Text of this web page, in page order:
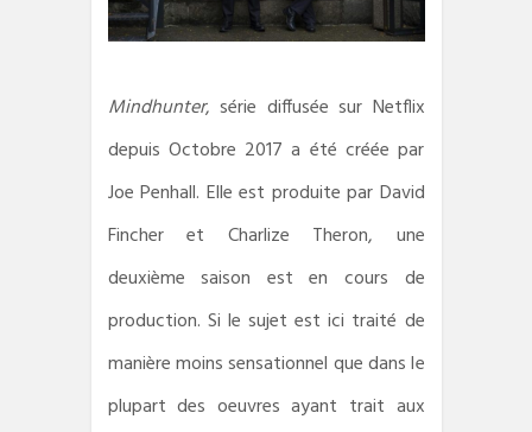
Mindhunter, série diffusée sur Netflix
depuis Octobre 2017 a été créée par
Joe Penhall. Elle est produite par David
Fincher et Charlize Theron, une
deuxième saison est en cours de
production. Si le sujet est ici traité de
manière moins sensationnel que dans le
plupart des oeuvres ayant trait aux